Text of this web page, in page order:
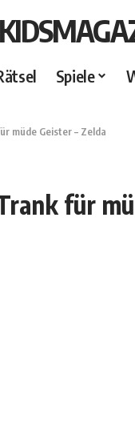
Spiele
müde Geister – Zelda
für